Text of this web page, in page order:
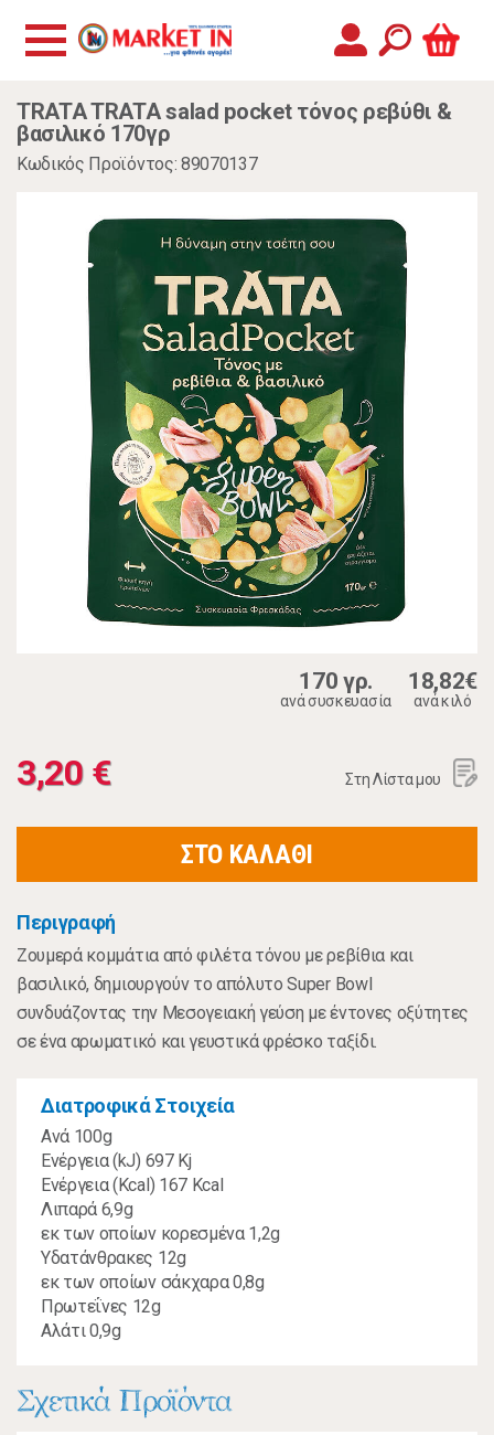
TRATA TRATA salad pocket τόνος ρεβύθι &
βασιλικό 170γρ
Κωδικός Προϊόντος: 89070137
170 γρ.
ανά συσκευασία
18,82€
ανά κιλό
3,20 € Στη Λίστα μου
ΣΤΟ ΚΑΛΑΘΙ
Περιγραφή
Ζουμερά κομμάτια από φιλέτα τόνου με ρεβίθια και
βασιλικό, δημιουργούν το απόλυτο Super Bowl
συνδυάζοντας την Μεσογειακή γεύση με έντονες οξύτητες
σε ένα αρωματικό και γευστικά φρέσκο ταξίδι.
Διατροφικά Στοιχεία
Ανά 100g
Ενέργεια (kJ) 697 Kj
Ενέργεια (Kcal) 167 Kcal
Λιπαρά 6,9g
εκ των οποίων κορεσμένα 1,2g
Υδατάνθρακες 12g
εκ των οποίων σάκχαρα 0,8g
Πρωτεΐνες 12g
Αλάτι 0,9g
Σχετικά Προϊόντα